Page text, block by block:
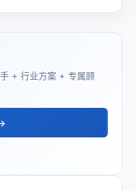
+ 行业方案 + 专属顾